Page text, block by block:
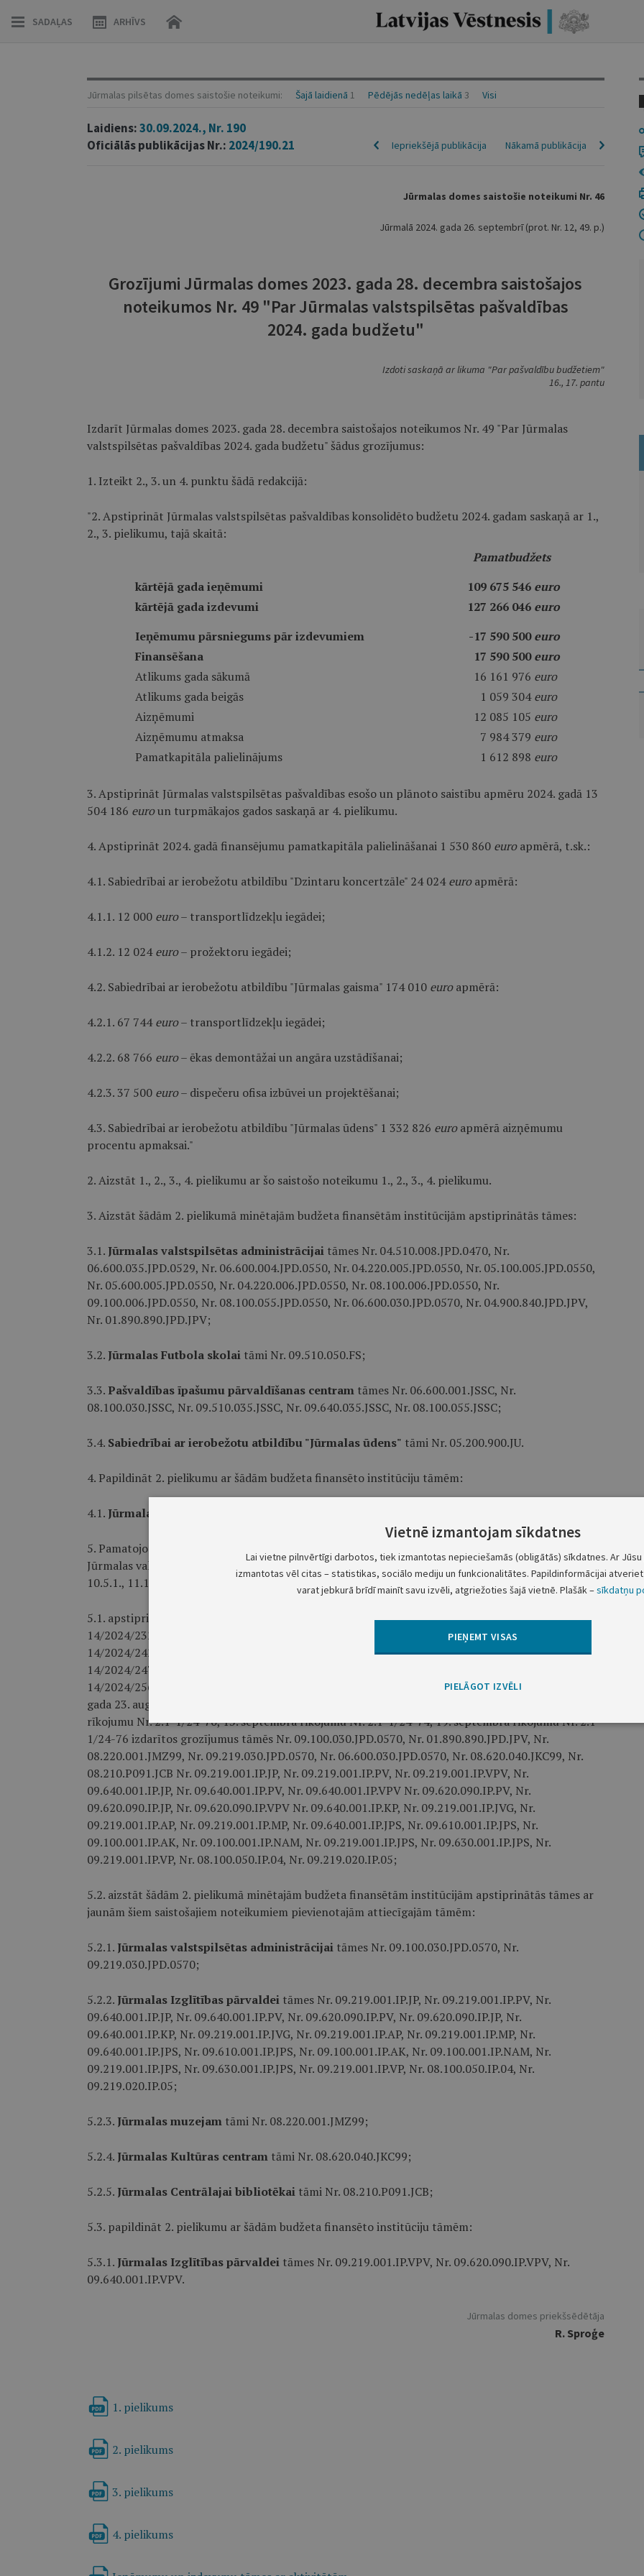
SADAĻAS ARHĪVS
Jūrmalas pilsētas domes saistošie noteikumi: Šajā laidienā 1 Pēdējās nedēļas laikā 3 Visi
Laidiens:30.09.2024., Nr. 190
Oficiālās publikācijas Nr.: 2024/190.21 Nākamā publikācija
Iepriekšējā publikācija
Jūrmalas domes saistošie noteikumi Nr. 46
Jūrmalā 2024. gada 26. septembrī (prot. Nr. 12, 49. p.)
Grozījumi Jūrmalas domes 2023. gada 28. decembra saistošajos
noteikumos Nr. 49 "Par Jūrmalas valstspilsētas pašvaldības
2024. gada budžetu"
Izdoti saskaņā ar likuma "Par pašvaldību budžetiem"
16., 17. pantu
Izdarīt Jūrmalas domes 2023. gada 28. decembra saistošajos noteikumos Nr. 49 "Par Jūrmalas
valstspilsētas pašvaldības 2024. gada budžetu" šādus grozījumus:
1. Izteikt 2., 3. un 4. punktu šādā redakcijā:
"2. Apstiprināt Jūrmalas valstspilsētas pašvaldības konsolidēto budžetu 2024. gadam saskaņā ar 1.,
2., 3. pielikumu, tajā skaitā:
Pamatbudžets
kārtējā gada ieņēmumi
109 675 546 euro
kārtējā gada izdevumi
127 266 046 euro
Ieņēmumu pārsniegums pār izdevumiem
-17 590 500 euro
Finansēšana
17 590 500 euro
Atlikums gada sākumā
16 161 976 euro
Atlikums gada beigās
1 059 304 euro
Aizņēmumi
12 085 105 euro
Aizņēmumu atmaksa
7 984 379 euro
Pamatkapitāla palielinājums
1 612 898 euro
3. Apstiprināt Jūrmalas valstspilsētas pašvaldības esošo un plānoto saistību apmēru 2024. gadā 13
504 186 euroun turpmākajos gados saskaņā ar 4. pielikumu.
4. Apstiprināt 2024. gadā finansējumu pamatkapitāla palielināšanai 1 530 860 euroapmērā, t.sk.:
4.1. Sabiedrībai ar ierobežotu atbildību "Dzintaru koncertzāle" 24 024euroapmērā:
4.1.1. 12 000 euro– transportlīdzekļu iegādei;
4.1.2. 12 024euro– prožektoru iegādei;
4.2. Sabiedrībai ar ierobežotu atbildību "Jūrmalas gaisma" 174 010 euroapmērā:
4.2.1. 67 744euro– transportlīdzekļu iegādei;
4.2.2. 68 766 euro– ēkas demontāžai un angāra uzstādīšanai;
4.2.3. 37 500 euro– dispečeru ofisa izbūvei un projektēšanai;
4.3. Sabiedrībai ar ierobežotu atbildību "Jūrmalas ūdens" 1 332 826 euroapmērā aizņēmumu
procentu apmaksai."
2. Aizstāt 1., 2., 3., 4. pielikumu ar šo saistošo noteikumu 1., 2., 3., 4. pielikumu.
3. Aizstāt šādām 2. pielikumā minētajām budžeta finansētām institūcijām apstiprinātās tāmes:
3.1. Jūrmalas valstspilsētas administrācijaitāmes Nr. 04.510.008.JPD.0470, Nr.
06.600.035.JPD.0529, Nr. 06.600.004.JPD.0550, Nr. 04.220.005.JPD.0550, Nr. 05.100.005.JPD.0550,
Nr. 05.600.005.JPD.0550, Nr. 04.220.006.JPD.0550, Nr. 08.100.006.JPD.0550, Nr.
09.100.006.JPD.0550, Nr. 08.100.055.JPD.0550, Nr. 06.600.030.JPD.0570, Nr. 04.900.840.JPD.JPV,
Nr. 01.890.890.JPD.JPV;
3.2. Jūrmalas Futbola skolaitāmi Nr. 09.510.050.FS;
3.3. Pašvaldības īpašumu pārvaldīšanas centramtāmes Nr. 06.600.001.JSSC, Nr.
08.100.030.JSSC, Nr. 09.510.035.JSSC, Nr. 09.640.035.JSSC, Nr. 08.100.055.JSSC;
3.4. Sabiedrībai ar ierobežotu atbildību "Jūrmalas ūdens" tāmi Nr. 05.200.900.JU.
4. Papildināt 2. pielikumu ar šādām budžeta finansēto institūciju tāmēm:
4.1. Jūrmalas Futbola skolai
5. Pamatojoties uz Jūrmalas domes 2023. gada 28. decembra saistošo noteikumu Nr. 49 "Par
Jūrmalas valstspilsētas pašvaldības 2024. gada budžetu" 7. un 8. punktu un 10.1., 10.2., 10.3.,
10.5.1., 11.1., 11.2. un 11.3. apakšpunktu:
5.1. apstiprināt ar Jūrmalas valstspilsētas pašvaldības 2024. gada 23. augusta rīkojumu Nr. 1.1-
14/2024/232, 29. augusta rīkojumu Nr. 1.1-14/2024/235, 2. septembra rīkojumu Nr. 1.1-
14/2024/242, 4. septembra rīkojumu Nr. 1.1-14/2024/244, 5. septembra rīkojumu Nr. 1.1-
14/2024/247, 9. septembra rīkojumu Nr. 1.1-14/2024/250, 16. septembra rīkojumu Nr. 1.1-
14/2024/256, 17. septembra rīkojumu Nr. 1.1-14/2024/259 un Jūrmalas Izglītības pārvaldes 2024.
gada 23. augusta rīkojumu Nr. 2.1-1/24-65, 30. augusta rīkojumu Nr. 2.1-1/24-68, 11. septembra
rīkojumu Nr. 2.1-1/24-70, 13. septembra rīkojumu Nr. 2.1-1/24-74, 19. septembra rīkojumu Nr. 2.1-
1/24-76 izdarītos grozījumus tāmēs Nr. 09.100.030.JPD.0570, Nr. 01.890.890.JPD.JPV, Nr.
08.220.001.JMZ99, Nr. 09.219.030.JPD.0570, Nr. 06.600.030.JPD.0570, Nr. 08.620.040.JKC99, Nr.
08.210.P091.JCB Nr. 09.219.001.IP.JP, Nr. 09.219.001.IP.PV, Nr. 09.219.001.IP.VPV, Nr.
09.640.001.IP.JP, Nr. 09.640.001.IP.PV, Nr. 09.640.001.IP.VPV Nr. 09.620.090.IP.PV, Nr.
09.620.090.IP.JP, Nr. 09.620.090.IP.VPV Nr. 09.640.001.IP.KP, Nr. 09.219.001.IP.JVG, Nr.
09.219.001.IP.AP, Nr. 09.219.001.IP.MP, Nr. 09.640.001.IP.JPS, Nr. 09.610.001.IP.JPS, Nr.
09.100.001.IP.AK, Nr. 09.100.001.IP.NAM, Nr. 09.219.001.IP.JPS, Nr. 09.630.001.IP.JPS, Nr.
09.219.001.IP.VP, Nr. 08.100.050.IP.04, Nr. 09.219.020.IP.05;
5.2. aizstāt šādām 2. pielikumā minētajām budžeta finansētām institūcijām apstiprinātās tāmes ar
jaunām šiem saistošajiem noteikumiem pievienotajām attiecīgajām tāmēm:
5.2.1. Jūrmalas valstspilsētas administrācijaitāmes Nr. 09.100.030.JPD.0570, Nr.
09.219.030.JPD.0570;
5.2.2. Jūrmalas Izglītības pārvaldeitāmes Nr. 09.219.001.IP.JP, Nr. 09.219.001.IP.PV, Nr.
09.640.001.IP.JP, Nr. 09.640.001.IP.PV, Nr. 09.620.090.IP.PV, Nr. 09.620.090.IP.JP, Nr.
09.640.001.IP.KP, Nr. 09.219.001.IP.JVG, Nr. 09.219.001.IP.AP, Nr. 09.219.001.IP.MP, Nr.
09.640.001.IP.JPS, Nr. 09.610.001.IP.JPS, Nr. 09.100.001.IP.AK, Nr. 09.100.001.IP.NAM, Nr.
09.219.001.IP.JPS, Nr. 09.630.001.IP.JPS, Nr. 09.219.001.IP.VP, Nr. 08.100.050.IP.04, Nr.
09.219.020.IP.05;
5.2.3. Jūrmalas muzejamtāmi Nr. 08.220.001.JMZ99;
5.2.4. Jūrmalas Kultūras centramtāmi Nr. 08.620.040.JKC99;
5.2.5. Jūrmalas Centrālajai bibliotēkaitāmi Nr. 08.210.P091.JCB;
5.3. papildināt 2. pielikumu ar šādām budžeta finansēto institūciju tāmēm:
5.3.1. Jūrmalas Izglītības pārvaldeitāmes Nr. 09.219.001.IP.VPV, Nr. 09.620.090.IP.VPV, Nr.
09.640.001.IP.VPV.
Jūrmalas domes priekšsēdētāja
R. Sproģe
1. pielikums
2. pielikums
3. pielikums
4. pielikums
Vietnē izmantojam sīkdatnes
Lai vietne pilnvērtīgi darbotos, tiek izmantotas nepieciešamās (obligātās) sīkdatnes. Ar
izmantotas vēl citas – statistikas, sociālo mediju un funkcionalitātes. Papildinformācijai
varat jebkurā brīdī mainīt savu izvēli, atgriežoties šajā vietnē. Plašāk –sīkdatņu
PIEŅEMT VISAS
PIELĀGOT IZVĒLI